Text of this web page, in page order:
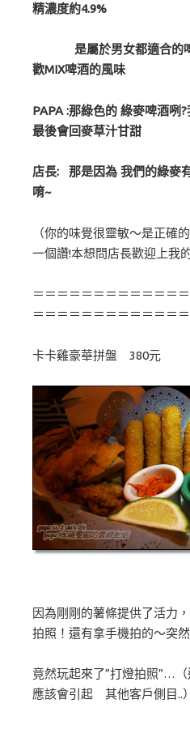
精濃度約4.9%
是屬於男女都適合的啤
歡MIX啤酒的風味
PAPA :那綠色的 綠麥啤酒咧
最後會回麥草汁甘甜
店長: 那是因為 我們的綠麥
唷~
（你的味覺很靈敏～是正
一個讚!本想問店長歡迎上我
＝＝＝＝＝＝＝＝＝＝＝＝
＝＝＝＝＝＝＝＝＝＝＝＝
卡卡雞豪華拼盤 380元
因為剛剛的薯條提供了活力
拍照！還有拿手機拍的～突
竟然玩起來了”打燈拍照”…
應該會引起 其他客戶側目..）